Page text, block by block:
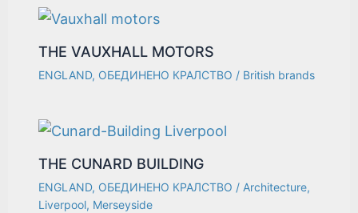
THE VAUXHALL MOTORS
ENGLAND, ОБЕДИНЕНО КРАЛСТВО / British brands
THE CUNARD BUILDING
ENGLAND, ОБЕДИНЕНО КРАЛСТВО / Architecture,
Liverpool, Merseyside